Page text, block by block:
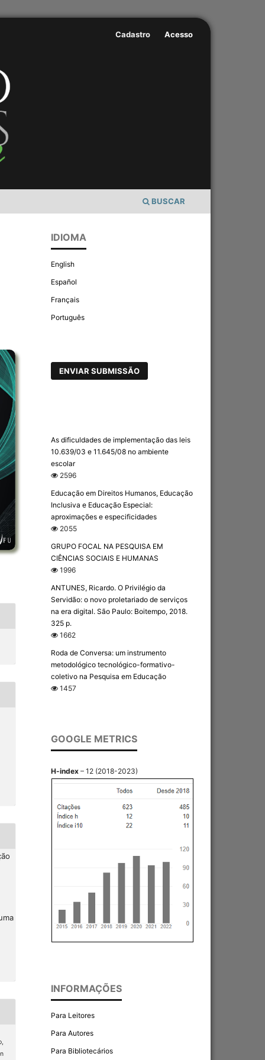
BUSCAR
Cadastro Acesso
IDIOMA
English
Español
Français
Português
ENVIAR SUBMISSÃO
As dificuldades de implementação das leis
10.639/03 e 11.645/08 no ambiente
escolar
2596
Educação em Direitos Humanos, Educação
Inclusiva e Educação Especial:
aproximações e especificidades
2055
GRUPO FOCAL NA PESQUISA EM
CIÊNCIAS SOCIAIS E HUMANAS
1996
ANTUNES, Ricardo. O Privilégio da
Servidão: o novo proletariado de serviços
na era digital. São Paulo: Boitempo, 2018.
325 p.
1662
Roda de Conversa: um instrumento
metodológico tecnológico-formativo-
coletivo na Pesquisa em Educação
1457
GOOGLE METRICS
H-index – 12 (2018-2023)
INFORMAÇÕES
Para Leitores
Para Autores
Para Bibliotecários